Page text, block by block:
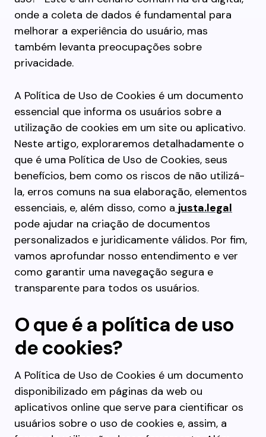
onde a coleta de dados é fundamental para
melhorar a experiência do usuário, mas
também levanta preocupações sobre
privacidade.
A Política de Uso de Cookies é um documento
essencial que informa os usuários sobre a
utilização de cookies em um site ou aplicativo.
Neste artigo, exploraremos detalhadamente o
que é uma Política de Uso de Cookies, seus
benefícios, bem como os riscos de não utilizá-
la, erros comuns na sua elaboração, elementos
essenciais, e, além disso, como a justa.legal
pode ajudar na criação de documentos
personalizados e juridicamente válidos. Por fim,
vamos aprofundar nosso entendimento e ver
como garantir uma navegação segura e
transparente para todos os usuários.
O que é a política de uso
de cookies?
A Política de Uso de Cookies é um documento
disponibilizado em páginas da web ou
aplicativos online que serve para cientificar os
usuários sobre o uso de cookies e, assim, a